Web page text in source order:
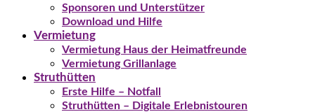
Sponsoren und Unterstützer
Download und Hilfe
Vermietung
Vermietung Haus der Heimatfreunde
Vermietung Grillanlage
Struthütten
Erste Hilfe – Notfall
Struthütten – Digitale Erlebnistouren